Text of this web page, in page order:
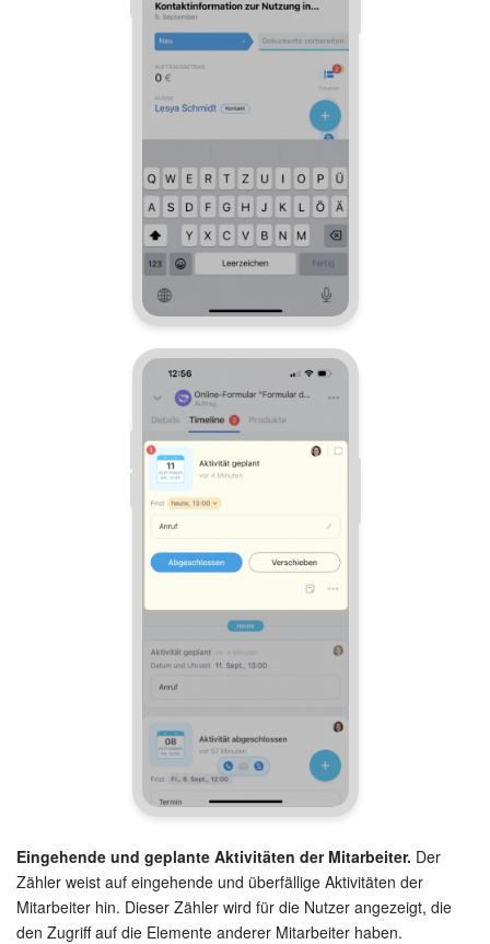
Eingehende und geplante Aktivitäten der Mitarbeiter. Der
Zähler weist auf eingehende und überfällige Aktivitäten der
Mitarbeiter hin. Dieser Zähler wird für die Nutzer angezeigt, die
den Zugriff auf die Elemente anderer Mitarbeiter haben.